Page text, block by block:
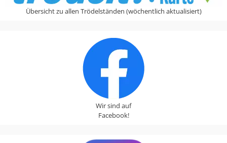
Übersicht zu allen Trödelständen (wöchentlich aktualisiert)
Wir sind auf
Facebook!